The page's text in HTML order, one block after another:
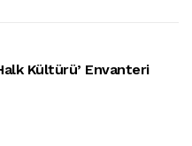
Kültürü’ Envanteri